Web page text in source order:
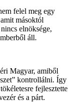
felel meg egy
másoktól
elnöksége,
áll.
Magyar, amiből
kontrollálni. Így
fejlesztette
és a párt.